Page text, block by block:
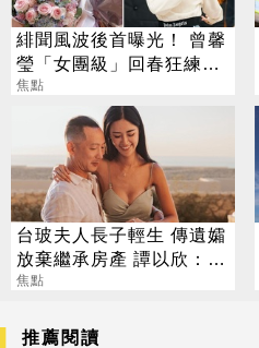
緋聞風波後首曝光！ 曾馨
瑩「女團級」回春狂練舞
郭董獨自公園散步
焦點
台玻夫人長子輕生 傳遺孀
放棄繼承房產 譚以欣：不
實內容二次傷害
焦點
推薦閱讀